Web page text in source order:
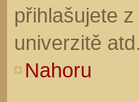
přihlašujete
univerzitě atd.
Nahoru